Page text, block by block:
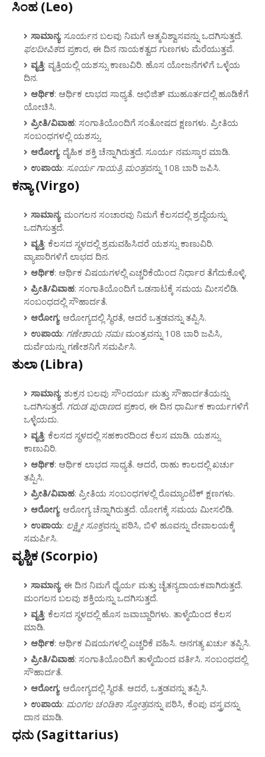
ಸಿಂಹ (Leo)
ಸಾಮಾನ್ಯ: ಸೂರ್ಯನ ಬಲವು ನಿಮಗೆ ಆತ್ಮವಿಶ್ವಾಸವನ್ನು ಒದಗಿಸುತ್ತದೆ.
ಫಲದೀಪಿಕದ ಪ್ರಕಾರ, ಈ ದಿನ ನಾಯಕತ್ವದ ಗುಣಗಳು ಮೆರೆಯುತ್ತವೆ.
ವೃತ್ತಿ: ವೃತ್ತಿಯಲ್ಲಿ ಯಶಸ್ಸು ಕಾಣುವಿರಿ. ಹೊಸ ಯೋಜನೆಗಳಿಗೆ ಒಳ್ಳೆಯ
ದಿನ.
ಆರ್ಥಿಕ: ಆರ್ಥಿಕ ಲಾಭದ ಸಾಧ್ಯತೆ. ಅಭಿಜಿತ್ ಮುಹೂರ್ತದಲ್ಲಿ ಹೂಡಿಕೆಗೆ
ಯೋಚಿಸಿ.
ಪ್ರೀತಿ/ವಿವಾಹ: ಸಂಗಾತಿಯೊಂದಿಗೆ ಸಂತೋಷದ ಕ್ಷಣಗಳು. ಪ್ರೀತಿಯ
ಸಂಬಂಧಗಳಲ್ಲಿ ಯಶಸ್ಸು.
ಆರೋಗ್ಯ: ದೈಹಿಕ ಶಕ್ತಿ ಚೆನ್ನಾಗಿರುತ್ತದೆ. ಸೂರ್ಯ ನಮಸ್ಕಾರ ಮಾಡಿ.
ಉಪಾಯ: ಸೂರ್ಯ ಗಾಯತ್ರಿ ಮಂತ್ರವನ್ನು 108 ಬಾರಿ ಜಪಿಸಿ.
ಕನ್ಯಾ (Virgo)
ಸಾಮಾನ್ಯ: ಮಂಗಲನ ಸಂಚಾರವು ನಿಮಗೆ ಕೆಲಸದಲ್ಲಿ ಶ್ರದ್ಧೆಯನ್ನು
ಒದಗಿಸುತ್ತದೆ.
ವೃತ್ತಿ: ಕೆಲಸದ ಸ್ಥಳದಲ್ಲಿ ಶ್ರಮವಹಿಸಿದರೆ ಯಶಸ್ಸು ಕಾಣುವಿರಿ.
ವ್ಯಾಪಾರಿಗಳಿಗೆ ಲಾಭದ ದಿನ.
ಆರ್ಥಿಕ: ಆರ್ಥಿಕ ವಿಷಯಗಳಲ್ಲಿ ಎಚ್ಚರಿಕೆಯಿಂದ ನಿರ್ಧಾರ ತೆಗೆದುಕೊಳ್ಳಿ.
ಪ್ರೀತಿ/ವಿವಾಹ: ಸಂಗಾತಿಯೊಂದಿಗೆ ಒಡನಾಟಕ್ಕೆ ಸಮಯ ಮೀಸಲಿಡಿ.
ಸಂಬಂಧದಲ್ಲಿ ಸೌಹಾರ್ದತೆ.
ಆರೋಗ್ಯ: ಆರೋಗ್ಯದಲ್ಲಿ ಸ್ಥಿರತೆ, ಆದರೆ ಒತ್ತಡವನ್ನು ತಪ್ಪಿಸಿ.
ಉಪಾಯ: ಗಣೇಶಾಯ ನಮಃಮಂತ್ರವನ್ನು 108 ಬಾರಿ ಜಪಿಸಿ,
ದುರ್ವೆಯನ್ನು ಗಣೇಶನಿಗೆ ಸಮರ್ಪಿಸಿ.
ತುಲಾ (Libra)
ಸಾಮಾನ್ಯ: ಶುಕ್ರನ ಬಲವು ಸೌಂದರ್ಯ ಮತ್ತು ಸೌಹಾರ್ದತೆಯನ್ನು
ಒದಗಿಸುತ್ತದೆ. ಗರುಡ ಪುರಾಣದ ಪ್ರಕಾರ, ಈ ದಿನ ಧಾರ್ಮಿಕ ಕಾರ್ಯಗಳಿಗೆ
ಒಳ್ಳೆಯದು.
ವೃತ್ತಿ: ಕೆಲಸದ ಸ್ಥಳದಲ್ಲಿ ಸಹಕಾರದಿಂದ ಕೆಲಸ ಮಾಡಿ. ಯಶಸ್ಸು
ಕಾಣುವಿರಿ.
ಆರ್ಥಿಕ: ಆರ್ಥಿಕ ಲಾಭದ ಸಾಧ್ಯತೆ. ಆದರೆ, ರಾಹು ಕಾಲದಲ್ಲಿ ಖರ್ಚು
ತಪ್ಪಿಸಿ.
ಪ್ರೀತಿ/ವಿವಾಹ: ಪ್ರೀತಿಯ ಸಂಬಂಧಗಳಲ್ಲಿ ರೊಮ್ಯಾಂಟಿಕ್ ಕ್ಷಣಗಳು.
ಆರೋಗ್ಯ: ಆರೋಗ್ಯ ಚೆನ್ನಾಗಿರುತ್ತದೆ. ಯೋಗಕ್ಕೆ ಸಮಯ ಮೀಸಲಿಡಿ.
ಉಪಾಯ: ಲಕ್ಷ್ಮೀ ಸೂಕ್ತವನ್ನು ಪಠಿಸಿ, ಬಿಳಿ ಹೂವನ್ನು ದೇವಾಲಯಕ್ಕೆ
ಸಮರ್ಪಿಸಿ.
ವೃಶ್ಚಿಕ (Scorpio)
ಸಾಮಾನ್ಯ: ಈ ದಿನ ನಿಮಗೆ ಧೈರ್ಯ ಮತ್ತು ಚೈತನ್ಯದಾಯಕವಾಗಿರುತ್ತದೆ.
ಮಂಗಲನ ಬಲವು ಶಕ್ತಿಯನ್ನು ಒದಗಿಸುತ್ತದೆ.
ವೃತ್ತಿ: ಕೆಲಸದ ಸ್ಥಳದಲ್ಲಿ ಹೊಸ ಜವಾಬ್ದಾರಿಗಳು. ತಾಳ್ಮೆಯಿಂದ ಕೆಲಸ
ಮಾಡಿ.
ಆರ್ಥಿಕ: ಆರ್ಥಿಕ ವಿಷಯಗಳಲ್ಲಿ ಎಚ್ಚರಿಕೆ ವಹಿಸಿ. ಅನಗತ್ಯ ಖರ್ಚು ತಪ್ಪಿಸಿ.
ಪ್ರೀತಿ/ವಿವಾಹ: ಸಂಗಾತಿಯೊಂದಿಗೆ ತಾಳ್ಮೆಯಿಂದ ವರ್ತಿಸಿ. ಸಂಬಂಧದಲ್ಲಿ
ಸೌಹಾರ್ದತೆ.
ಆರೋಗ್ಯ: ಆರೋಗ್ಯದಲ್ಲಿ ಸ್ಥಿರತೆ. ಆದರೆ, ಒತ್ತಡವನ್ನು ತಪ್ಪಿಸಿ.
ಉಪಾಯ: ಮಂಗಲ ಚಂಡಿಕಾ ಸ್ತೋತ್ರವನ್ನು ಪಠಿಸಿ, ಕೆಂಪು ವಸ್ತ್ರವನ್ನು
ದಾನ ಮಾಡಿ.
ಧನು (Sagittarius)